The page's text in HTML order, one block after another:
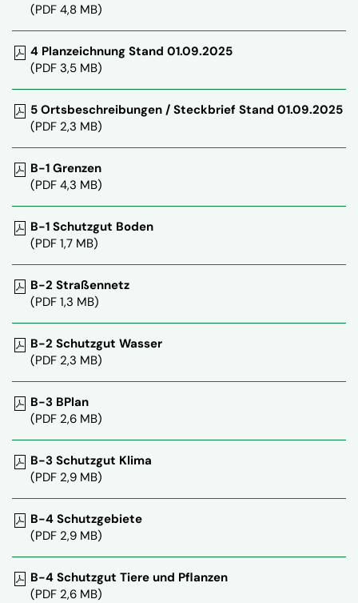
(PDF 4,8 MB)
4 Planzeichnung Stand 01.09.2025
(PDF 3,5 MB)
5 Ortsbeschreibungen / Steckbrief Stand 01.09.2025
(PDF 2,3 MB)
B-1 Grenzen
(PDF 4,3 MB)
B-1 Schutzgut Boden
(PDF 1,7 MB)
B-2 Straßennetz
(PDF 1,3 MB)
B-2 Schutzgut Wasser
(PDF 2,3 MB)
B-3 BPlan
(PDF 2,6 MB)
B-3 Schutzgut Klima
(PDF 2,9 MB)
B-4 Schutzgebiete
(PDF 2,9 MB)
B-4 Schutzgut Tiere und Pflanzen
(PDF 2,6 MB)